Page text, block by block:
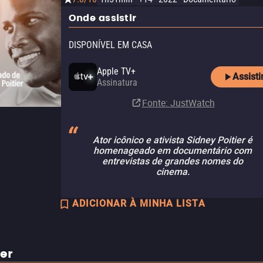
Onde assistir
DISPONÍVEL EM CASA
Apple TV+
Assinatura
Fonte: JustWatch
Ator icônico e ativista Sidney Poitier é
homenageado em documentário com
entrevistas de grandes nomes do
cinema.
ADICIONAR À MINHA LISTA